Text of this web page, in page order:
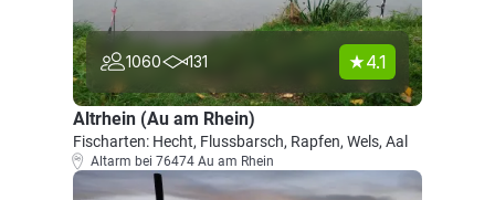
1060 131 4.1
Altrhein (Au am Rhein)
Fischarten: Hecht, Flussbarsch, Rapfen, Wels, Aal
Altarm bei 76474 Au am Rhein